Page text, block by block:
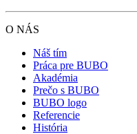
O NÁS
Náš tím
Práca pre BUBO
Akadémia
Prečo s BUBO
BUBO logo
Referencie
História